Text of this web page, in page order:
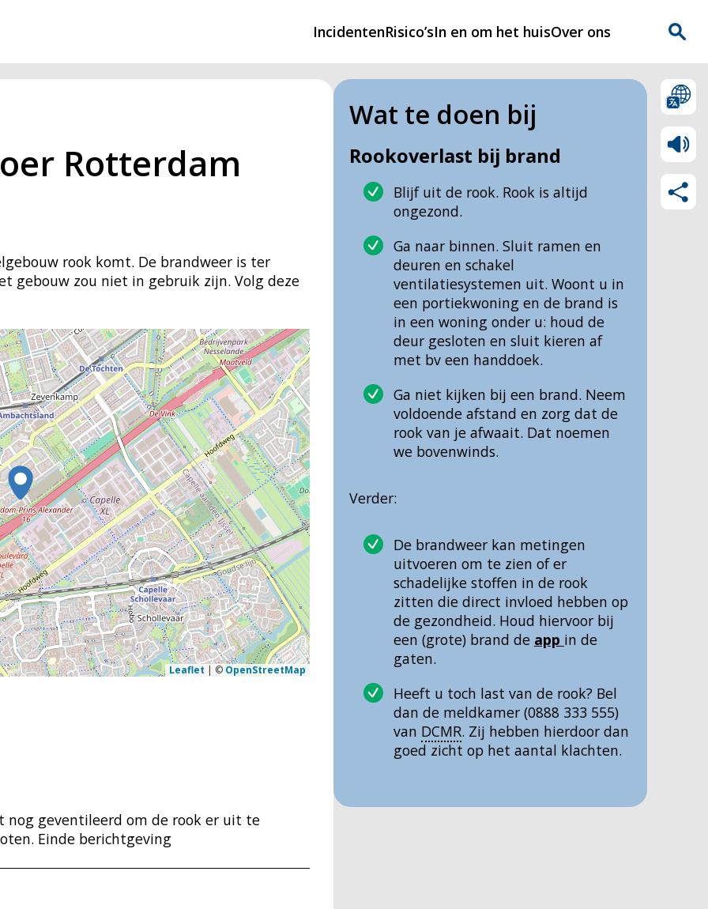
Incidenten
Overzicht incidenten
Hulpdiensten nodig?
CIN-meldingen
Risico’sIn en om het huisOver ons
Nieuws
Veilig Leven
Contact
Rotterdam
rook komt. De brandweer is ter
gebouw zou niet in gebruik zijn. Volg deze
Leaflet | ©OpenStreetMap
nog geventileerd om de rook er uit te
Einde berichtgeving
Wat te doen bij
Rookoverlast bij brand
Blijf uit de rook. Rook is altijd
ongezond.
Ga naar binnen. Sluit ramen en
deuren en schakel
ventilatiesystemen uit. Woont u in
een portiekwoning en de brand is
in een woning onder u: houd de
deur gesloten en sluit kieren af
met bv een handdoek.
Ga niet kijken bij een brand. Neem
voldoende afstand en zorg dat de
rook van je afwaait. Dat noemen
we bovenwinds.
Verder:
De brandweer kan metingen
uitvoeren om te zien of er
schadelijke stoffen in de rook
zitten die direct invloed hebben op
de gezondheid. Houd hiervoor bij
een (grote) brand de app in de
gaten.
Heeft u toch last van de rook? Bel
dan de meldkamer (0888 333 555)
van DCMR. Zij hebben hierdoor dan
goed zicht op het aantal klachten.